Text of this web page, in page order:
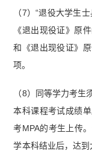
（7）“退役大学生
《退出现役证》原
和《退出现役证》
项。
（8）同等学力考
本科课程考试成绩
考MPA的考生上传
学本科结业后，达